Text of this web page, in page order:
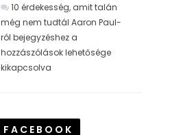
10 érdekesség, amit talán
még nem tudtál Aaron Paul-
ról bejegyzéshez a
hozzászólások lehetősége
kikapcsolva
FACEBOOK